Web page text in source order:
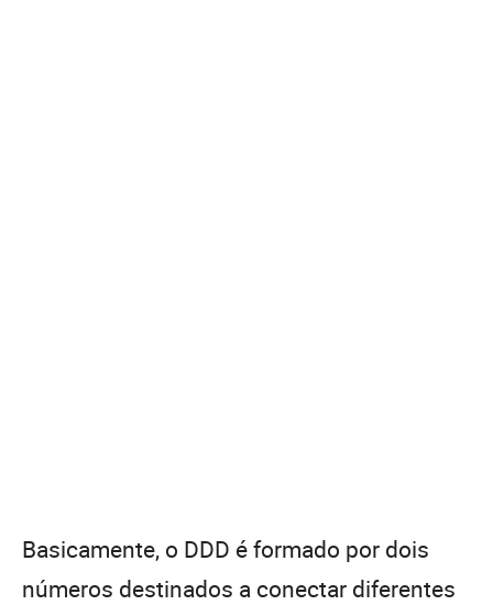
Basicamente, o DDD é formado por dois
números destinados a conectar diferentes